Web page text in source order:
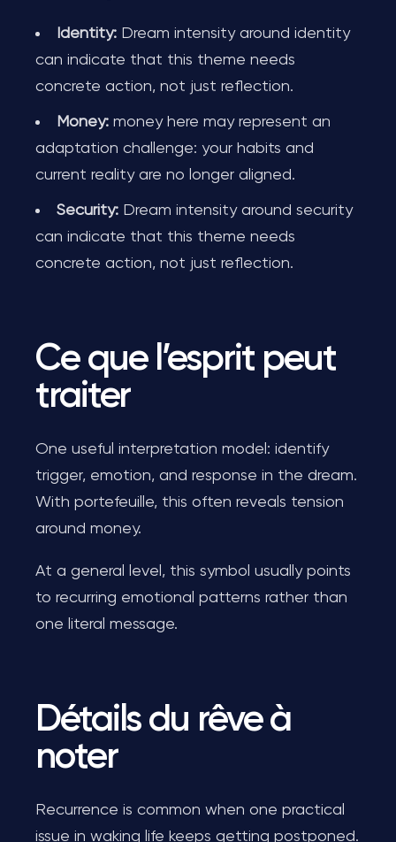
Identity: Dream intensity around identity
can indicate that this theme needs
concrete action, not just reflection.
Money: money here may represent an
adaptation challenge: your habits and
current reality are no longer aligned.
Security: Dream intensity around security
can indicate that this theme needs
concrete action, not just reflection.
Ce que l’esprit peut
traiter
One useful interpretation model: identify
trigger, emotion, and response in the dream.
With portefeuille, this often reveals tension
around money.
At a general level, this symbol usually points
to recurring emotional patterns rather than
one literal message.
Détails du rêve à
noter
Recurrence is common when one practical
issue in waking life keeps getting postponed.